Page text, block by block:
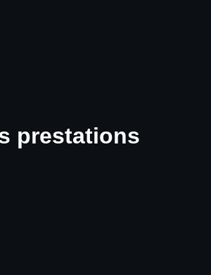
prestations